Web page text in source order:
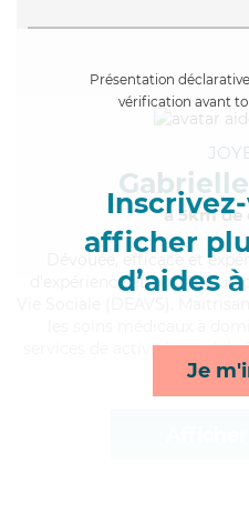
Présentation
vérification avant
afficher
d’aides
Je
à 5km de
, efficace et
d'expérience et possède un
services de activités,